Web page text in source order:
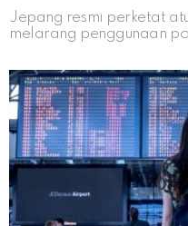
Jepang resmi perketat
melarang penggunaan